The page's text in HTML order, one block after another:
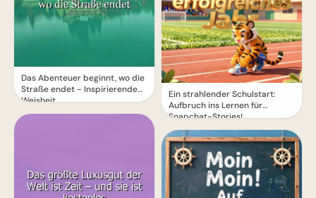
Das Abenteuer beginnt, wo die
Straße endet - Inspirierende
Weisheit
Ein strahlender Schulstart:
Aufbruch ins Lernen für
Snapchat-Stories!